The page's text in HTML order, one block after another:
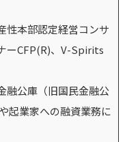
性本部認定経営コンサ
ーCFP(R)、V-Spirits
融公庫（旧国民金融公
起業家への融資業務に